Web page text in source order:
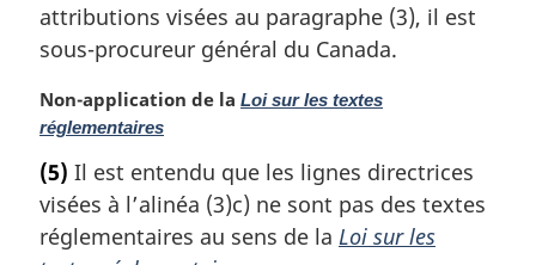
e
m
r
g
n
a
l
attributions visées au paragraphe (3), il est
sous-procureur général du Canada.
N
o
e
m
a
r
Non-application de la Loi sur les textes
réglementaires
(5) Il est entendu que les lignes directrices
visées à l’alinéa (3)c) ne sont pas des textes
réglementaires au sens de la Loi sur les